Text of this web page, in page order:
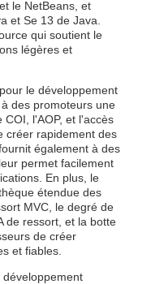
le NetBeans, et
et Se 13 de Java.
qui soutient le
légères et
le développement
des promoteurs une
l'AOP, et l'accès
créer rapidement des
également à des
permet facilement
En plus, le
étendue des
MVC, le degré de
de ressort, et la botte
de créer
et fiables.